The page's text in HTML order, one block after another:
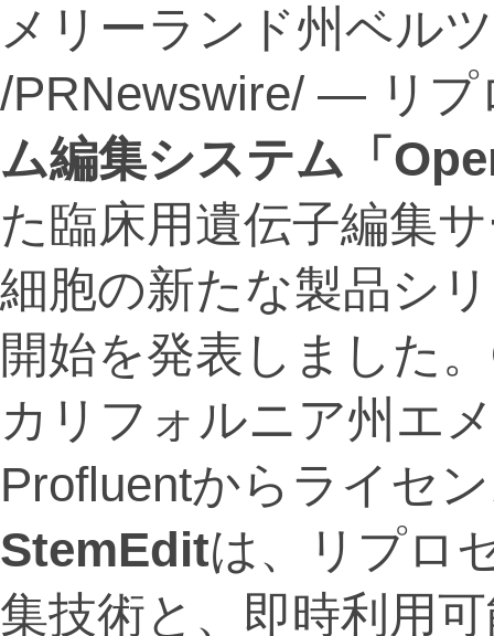
メリーランド州ベル
/PRNewswire/ — リプ
ム編集システム「
た臨床用遺伝子編集
細胞の新たな製品シ
開始を発表しました
カリフォルニア州エ
Profluentからライセ
StemEditは、リプロ
集技術と、即時利用